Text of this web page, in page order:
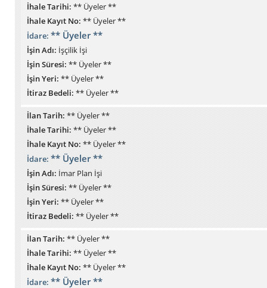
İhale Tarihi: ** Üyeler **
İhale Kayıt No: ** Üyeler **
İdare: ** Üyeler **
İşin Adı: İşçilik İşi
İşin Süresi: ** Üyeler **
İşin Yeri: ** Üyeler **
İtiraz Bedeli: ** Üyeler **
İlan Tarih:** Üyeler **
İhale Tarihi:** Üyeler **
İhale Kayıt No:** Üyeler **
İdare:** Üyeler **
İşin Adı:İmar Plan İşi
İşin Süresi:** Üyeler **
İşin Yeri:** Üyeler **
İtiraz Bedeli:** Üyeler **
İlan Tarih: ** Üyeler **
İhale Tarihi: ** Üyeler **
İhale Kayıt No: ** Üyeler **
İdare: ** Üyeler **